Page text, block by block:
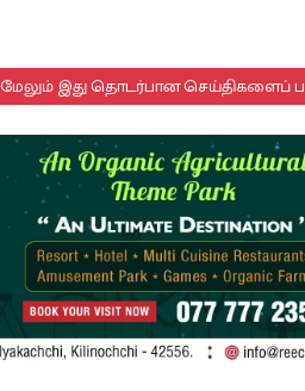
மேலும் இது தொடர்பான செய்திகளைப்